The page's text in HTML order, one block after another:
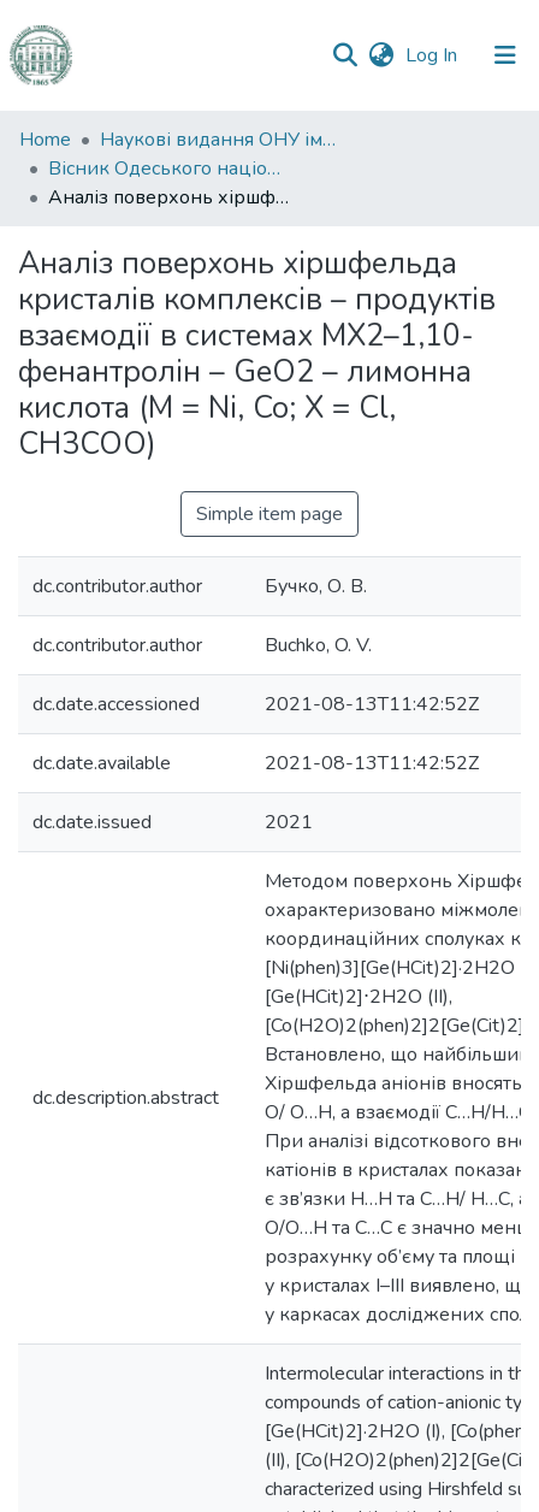
Log In (current)
Communities
&
Collections
Statistics
Home
Наукові видання ОНУ імені І. І. Мечникова
Вісник Одеського національного університету. Хімія
Аналіз поверхонь хіршфельда кристалів комплексів – продуктів взаємодії в системах МХ2–1,10-фенантролін – GeO2 – лимонна кислота (М = Ni, Co; X = Cl, CH3COO)
Аналіз поверхонь хіршфельда
кристалів комплексів – продуктів
взаємодії в системах МХ2–1,10-
фенантролін – GeO2 – лимонна
кислота (М = Ni, Co; X = Cl,
CH3COO)
Simple item page
dc.contributor.author Бучко, О. В.
dc.contributor.author Buchko, O. V.
dc.date.accessioned 2021-08-13T11:42:52Z
dc.date.available 2021-08-13T11:42:52Z
dc.date.issued 2021
dc.description.abstract
Методом поверхонь
охарактеризовано
координаційних сполуках
[Ni(phen)3][Ge(HCit)2]·2H2O
[Ge(HCit)2]⋅2H2O (II),
Встановлено, що найбільший
Хіршфельда аніонів вносять
О/ О…Н, а взаємодії C…H/
При аналізі відсоткового
катіонів в кристалах
є зв’язки H…Н та C…H/ Н…С, а
О/О…Н та С…С є значно
розрахунку об’єму та площі
у кристалах I–III виявлено,
у каркасах досліджених
Intermolecular interactions in
compounds of cation-anionic
[Ge(HCit)2]·2H2O (I),
(II),
characterized using Hirshfeld